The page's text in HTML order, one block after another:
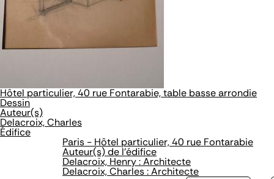
Hôtel particulier, 40 rue Fontarabie, table basse arrondie
Dessin
Auteur(s)
Delacroix, Charles
Édifice
Paris - Hôtel particulier, 40 rue Fontarabie
Auteur(s) de l'édifice
Delacroix, Henry : Architecte
Delacroix, Charles : Architecte